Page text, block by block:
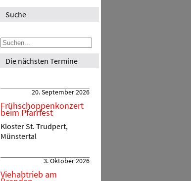
Suche
Die nächsten Termine
20. September 2026
Frühschoppenkonzert
beim Pfarrfest
Kloster St. Trudpert,
Münstertal
3. Oktober 2026
Viehabtrieb am